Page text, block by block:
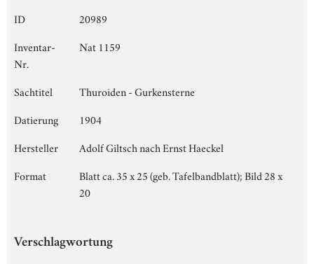
ID
20989
Inventar-
Nr.
Nat 1159
Sachtitel
Thuroiden - Gurkensterne
Datierung
1904
Hersteller
Adolf Giltsch nach Ernst Haeckel
Format
Blatt ca. 35 x 25 (geb. Tafelbandblatt); Bild 28 x
20
Verschlagwortung